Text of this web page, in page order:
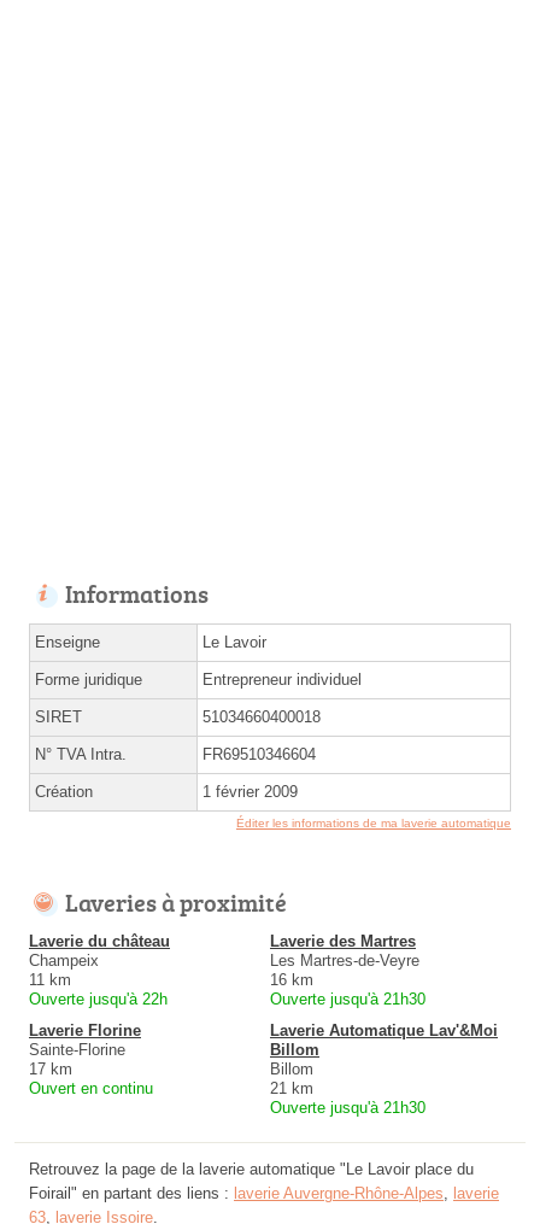
Informations
Enseigne Le Lavoir
Forme juridique Entrepreneur individuel
SIRET 51034660400018
N° TVA Intra. FR69510346604
Création 1 février 2009
Éditer les informations de ma laverie automatique
Laveries à proximité
Laverie du château
Champeix
11 km
Ouverte jusqu'à 22h
Laverie des Martres
Les Martres-de-Veyre
16 km
Ouverte jusqu'à 21h30
Laverie Florine
Sainte-Florine
17 km
Ouvert en continu
Laverie Automatique Lav'&Moi
Billom
Billom
21 km
Ouverte jusqu'à 21h30
Retrouvez la page de la laverie automatique "Le Lavoir place du
Foirail" en partant des liens : laverie Auvergne-Rhône-Alpes
laverie
63
laverie Issoire